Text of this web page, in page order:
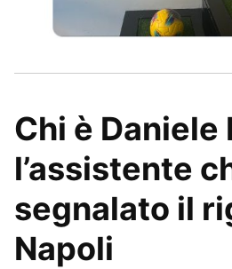
Chi è Daniele
l’assistente
segnalato il
Napoli